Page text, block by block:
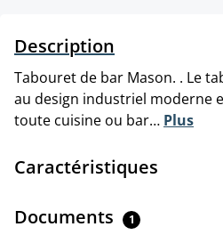
Description
Tabouret de bar Mason. . Le
au design industriel moderne
toute cuisine ou bar… Plus
Caractéristiques
Documents 1